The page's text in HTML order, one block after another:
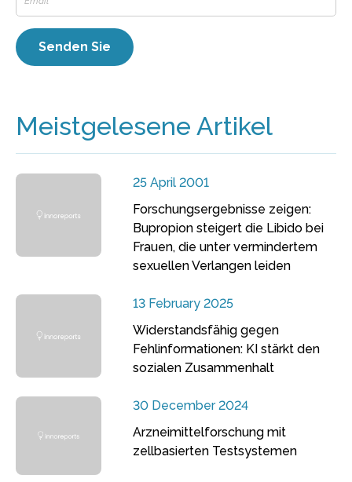
Meistgelesene Artikel
25 April 2001
Forschungsergebnisse zeigen:
Bupropion steigert die Libido bei
Frauen, die unter vermindertem
sexuellen Verlangen leiden
13 February 2025
Widerstandsfähig gegen
Fehlinformationen: KI stärkt den
sozialen Zusammenhalt
30 December 2024
Arzneimittelforschung mit
zellbasierten Testsystemen